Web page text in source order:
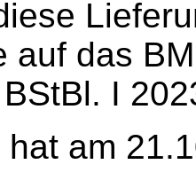
auf das
I
am